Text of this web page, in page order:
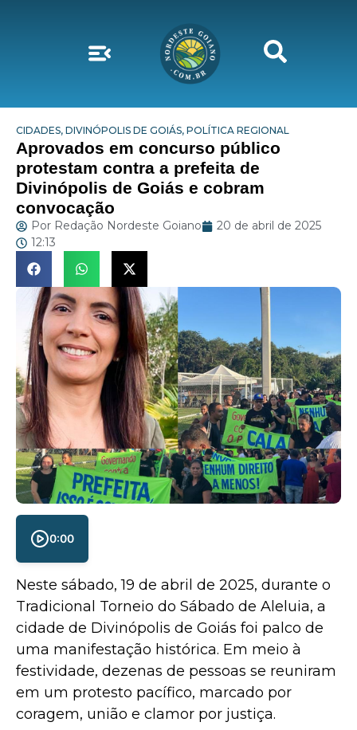
CIDADES, DIVINÓPOLIS DE GOIÁS, POLÍTICA REGIONAL
Aprovados em concurso público
protestam contra a prefeita de
Divinópolis de Goiás e cobram
convocação
Por Redação Nordeste Goiano
20 de abril de 2025
12:13
0:00
Neste sábado, 19 de abril de 2025, durante o
Tradicional Torneio do Sábado de Aleluia, a
cidade de Divinópolis de Goiás foi palco de
uma manifestação histórica. Em meio à
festividade, dezenas de pessoas se reuniram
em um protesto pacífico, marcado por
coragem, união e clamor por justiça.